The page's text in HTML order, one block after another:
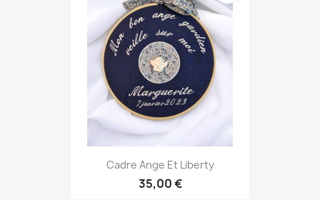
Cadre Ange Et Liberty
35,00 €